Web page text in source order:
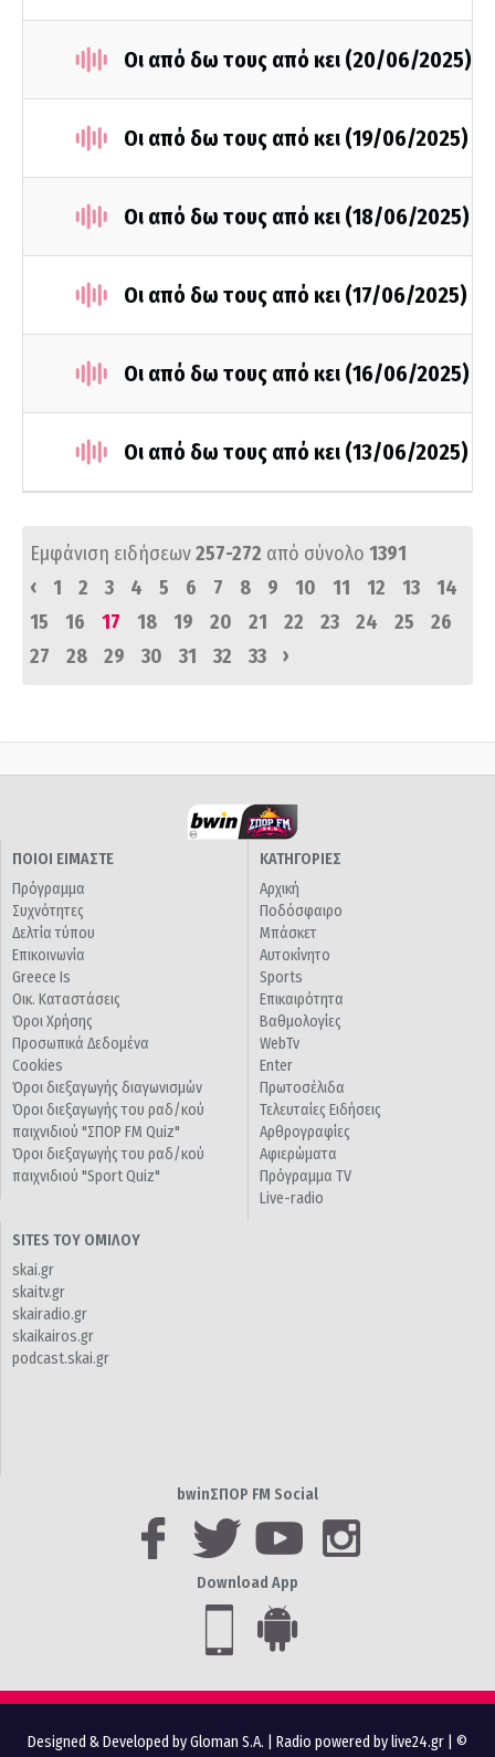
Οι από δω τους από κει (20/06/2025)
Οι από δω τους από κει (19/06/2025)
Οι από δω τους από κει (18/06/2025)
Οι από δω τους από κει (17/06/2025)
Οι από δω τους από κει (16/06/2025)
Οι από δω τους από κει (13/06/2025)
Εμφάνιση ειδήσεων257-272 από σύνολο 1391
‹
1 2 3 4 5 6 7 8 9 10 11 12 13
14
15
16 17 18 19 20 21 22 23 24 25
26
27
28 29 30 31 32 33 ›
ΠΟΙΟΙ ΕΙΜΑΣΤΕ
Πρόγραμμα
Συχνότητες
Δελτία τύπου
Επικοινωνία
Greece Is
Οικ. Καταστάσεις
Όροι Χρήσης
Προσωπικά Δεδομένα
Cookies
Όροι διεξαγωγής διαγωνισμών
Όροι διεξαγωγής του ραδ/κού
παιχνιδιού "ΣΠΟΡ FM Quiz"
Όροι διεξαγωγής του ραδ/κού
παιχνιδιού "Sport Quiz"
ΚΑΤΗΓΟΡΙΕΣ
Αρχική
Ποδόσφαιρο
Μπάσκετ
Αυτοκίνητο
Sports
Επικαιρότητα
Βαθμολογίες
WebTv
Enter
Πρωτοσέλιδα
Τελευταίες Ειδήσεις
Αρθρογραφίες
Αφιερώματα
Πρόγραμμα TV
Live-radio
SITES ΤΟΥ ΟΜΙΛΟΥ
skai.gr
skaitv.gr
skairadio.gr
skaikairos.gr
podcast.skai.gr
bwinΣΠΟΡ FM Social
Download App
Designed & Developed by Gloman S.A. Radio powered by live24.gr | ©